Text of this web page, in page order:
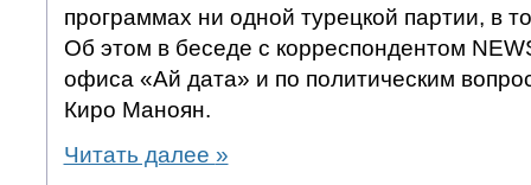
программах ни одной турецкой партии, в
Об этом в беседе с корреспондентом
офиса «Ай дата» и по политическим
Киро Маноян.
Читать далее »